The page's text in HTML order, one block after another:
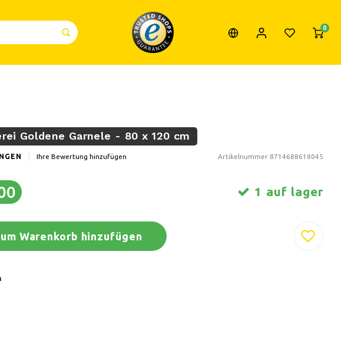
0
Goldene Garnele - 80 x 120 cm
Ihre Bewertung hinzufügen Artikelnummer 8714688618045
1 auf lager
Warenkorb hinzufügen